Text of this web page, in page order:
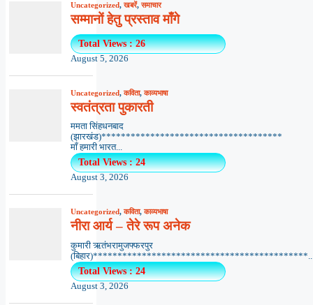
Uncategorized,खबरें,समाचार
सम्मानों हेतु प्रस्ताव माँगे
Total Views : 26
August 5, 2026
Uncategorized,कविता,काव्यभाषा
स्वतंत्रता पुकारती
ममता सिंहधनबाद
(झारखंड)*************************************
माँ हमारी भारत...
Total Views : 24
August 3, 2026
Uncategorized,कविता,काव्यभाषा
नीरा आर्य – तेरे रूप अनेक
कुमारी ऋतंभरामुजफ्फरपुर
Total Views : 24
August 3, 2026